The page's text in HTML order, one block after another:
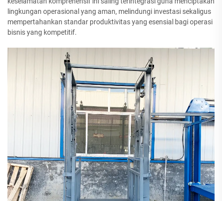
lingkungan operasional yang aman, melindungi investasi sekaligus
mempertahankan standar produktivitas yang esensial bagi operasi
bisnis yang kompetitif.